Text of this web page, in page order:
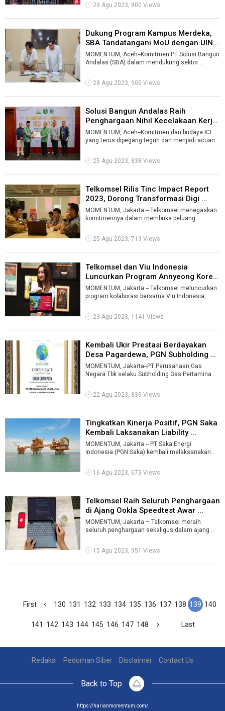
29 Agu 2023, 800 Views
Dukung Program Kampus Merdeka,
SBA Tandatangani MoU dengan UIN
Ar ...
MOMENTUM, Aceh--Komitmen PT Solusi Bangun
Andalas (SBA) dalam mendukung sektor
28 Agu 2023, 905 Views
Solusi Bangun Andalas Raih
Penghargaan Nihil Kecelakaan Kerja
202 ...
MOMENTUM, Aceh--Komitmen dan budaya K3
yang terus dipegang teguh dan menjadi acuan
25 Agu 2023, 838 Views
Telkomsel Rilis Tinc Impact Report
2023, Dorong Transformasi Digi ...
MOMENTUM, Jakarta -- Telkomsel menegaskan
komitmennya dalam membuka peluang
ekosistem ...
25 Agu 2023, 719 Views
Telkomsel dan Viu Indonesia
Luncurkan Program Annyeong Korea
...
MOMENTUM, Jakarta -- Telkomsel meluncurkan
program kolaborasi bersama Viu Indonesia,
23 Agu 2023, 1141 Views
Kembali Ukir Prestasi Berdayakan
Desa Pagardewa, PGN Subholding G
...
MOMENTUM, Jakarta--PT Perusahaan Gas
Negara Tbk selaku Subholding Gas Pertamina
Corpora ...
22 Agu 2023, 839 Views
Tingkatkan Kinerja Positif, PGN Saka
Kembali Laksanakan Liability ...
MOMENTUM, Jakarta -- PT Saka Energi
Indonesia (PGN Saka) kembali melaksanakan
sa ...
16 Agu 2023, 673 Views
Telkomsel Raih Seluruh Penghargaan
di Ajang Ookla Speedtest Awar ...
MOMENTUM, Jakarta – Telkomsel meraih
seluruh penghargaan sekaligus dalam ajang
...
15 Agu 2023, 951 Views
First 130 131 132 133 134 135 136 137 138 139 140
141 142 143 144 145 146 147 148 Last
Redaksi Pedoman Siber Disclaimer Contact Us
Back to Top
https://harianmomentum.com/